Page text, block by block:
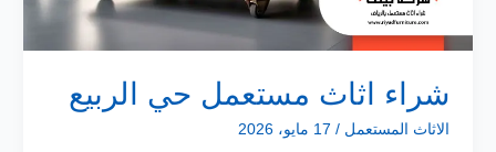
شراء اثاث مستعمل حي الربيع
الاثاث المستعمل / 17 مايو، 2026